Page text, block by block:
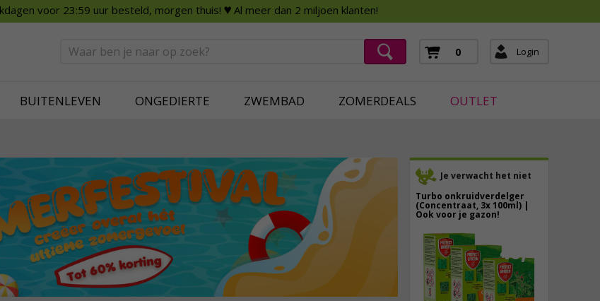
voor 23:59 uur besteld, morgen thuis! ♥ Al meer dan 2 miljoen klanten!
0 Login
BUITENLEVEN ONGEDIERTE ZWEMBAD ZOMERDEALS OUTLET
Smart Home
Deurbellen
Slimme beveiliging
Je verwacht het niet
Turbo onkruidverdelger
(Concentraat, 3x 100ml) |
Ook voor je gazon!
40,